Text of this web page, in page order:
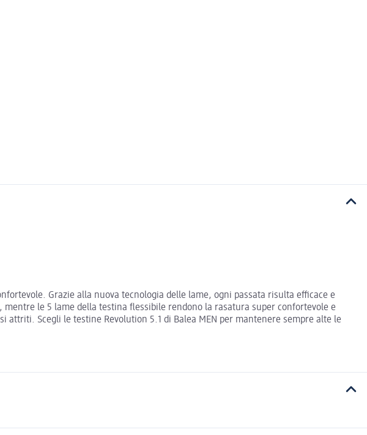
Grazie alla nuova tecnologia delle lame, ogni passata risulta efficace e
le 5 lame della testina flessibile rendono la rasatura super confortevole e
Scegli le testine Revolution 5.1 di Balea MEN per mantenere sempre alte le